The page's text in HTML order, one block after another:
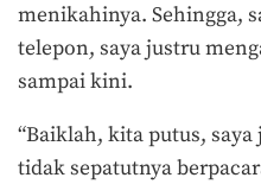
menikahinya. Sehingga,
telepon, saya justru
sampai kini.
“Baiklah, kita putus,
tidak sepatutnya